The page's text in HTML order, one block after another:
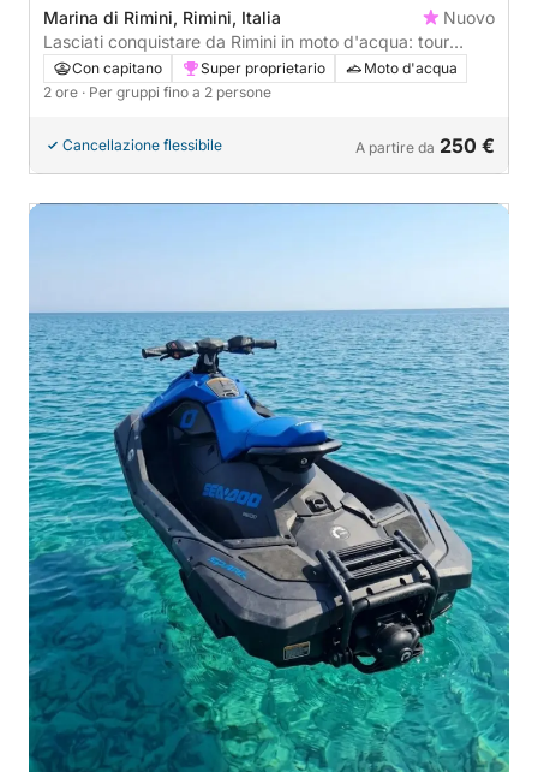
Marina di Rimini, Rimini, Italia
Nuovo
Lasciati conquistare da Rimini in moto d'acqua: tour
guidato da 2 ore
Con capitano Super proprietario
Moto d'acqua
2 ore · Per gruppi fino a 2 persone
Cancellazione flessibile A partire da 250 €